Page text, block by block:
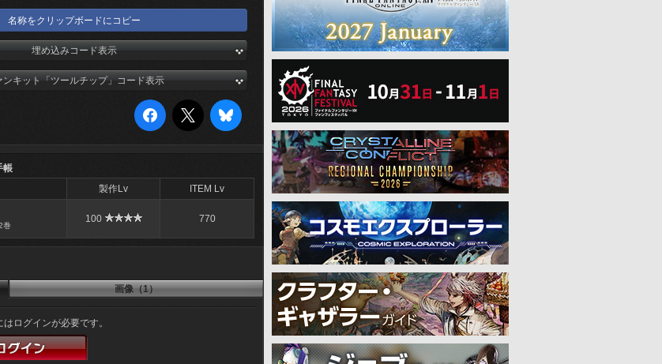
名称をクリップボードにコピー
埋め込みコード表示
ンキット「ツールチップ」コード表示
帳
製作Lv ITEM Lv
巻
100 770
画像（1）
ログインが必要です。